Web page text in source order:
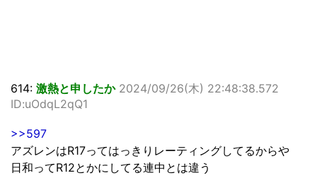
614: 激熱と申したか 2024/09/26(木) 22:48:38.572
ID:uOdqL2qQ1
>>597
アズレンはR17ってはっきりレーティングしてるからや
日和ってR12とかにしてる連中とは違う